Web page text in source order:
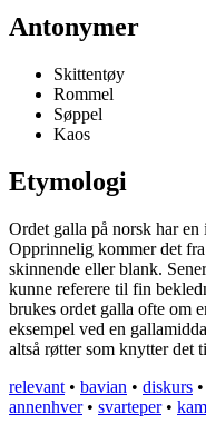
Antonymer
Skittentøy
Rommel
Søppel
Kaos
Etymologi
Ordet galla på norsk har
Opprinnelig kommer det
skinnende eller blank.
kunne referere til fin
brukes ordet galla ofte om
eksempel ved en
altså røtter som knytter det
relevant • bavian • diskurs •
annenhver• svarteper•